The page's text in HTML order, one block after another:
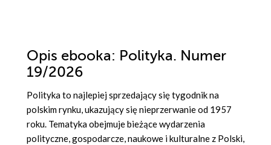
Opis ebooka: Polityka. Numer
19/2026
Polityka to najlepiej sprzedający się tygodnik na
polskim rynku, ukazujący się nieprzerwanie od 1957
roku. Tematyka obejmuje bieżące wydarzenia
polityczne, gospodarcze, naukowe i kulturalne z Polski,